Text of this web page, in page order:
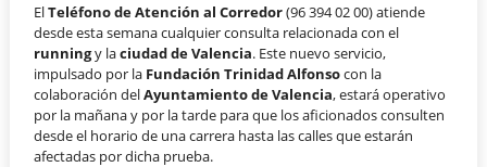
ElTeléfono de Atención al Corredor(96 394 02 00) atiende
desde esta semana cualquier consulta relacionada con el
runningy laciudad de Valencia. Este nuevo servicio,
impulsado por la Fundación Trinidad Alfonsocon la
colaboración delAyuntamiento de Valencia, estará operativo
por la mañana y por la tarde para que los aficionados consulten
desde el horario de una carrera hasta las calles que estarán
afectadas por dicha prueba.